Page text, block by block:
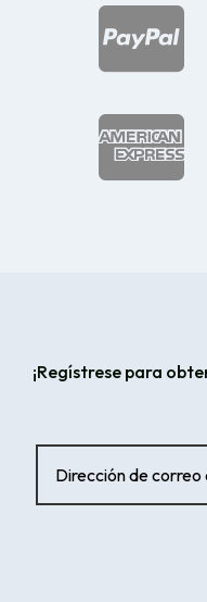


¡Regístrese para